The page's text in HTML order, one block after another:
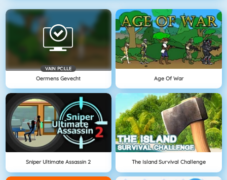
VAIN PC:LLE
Oermens Gevecht Age Of War
Sniper Ultimate Assassin 2 The Island Survival Challenge